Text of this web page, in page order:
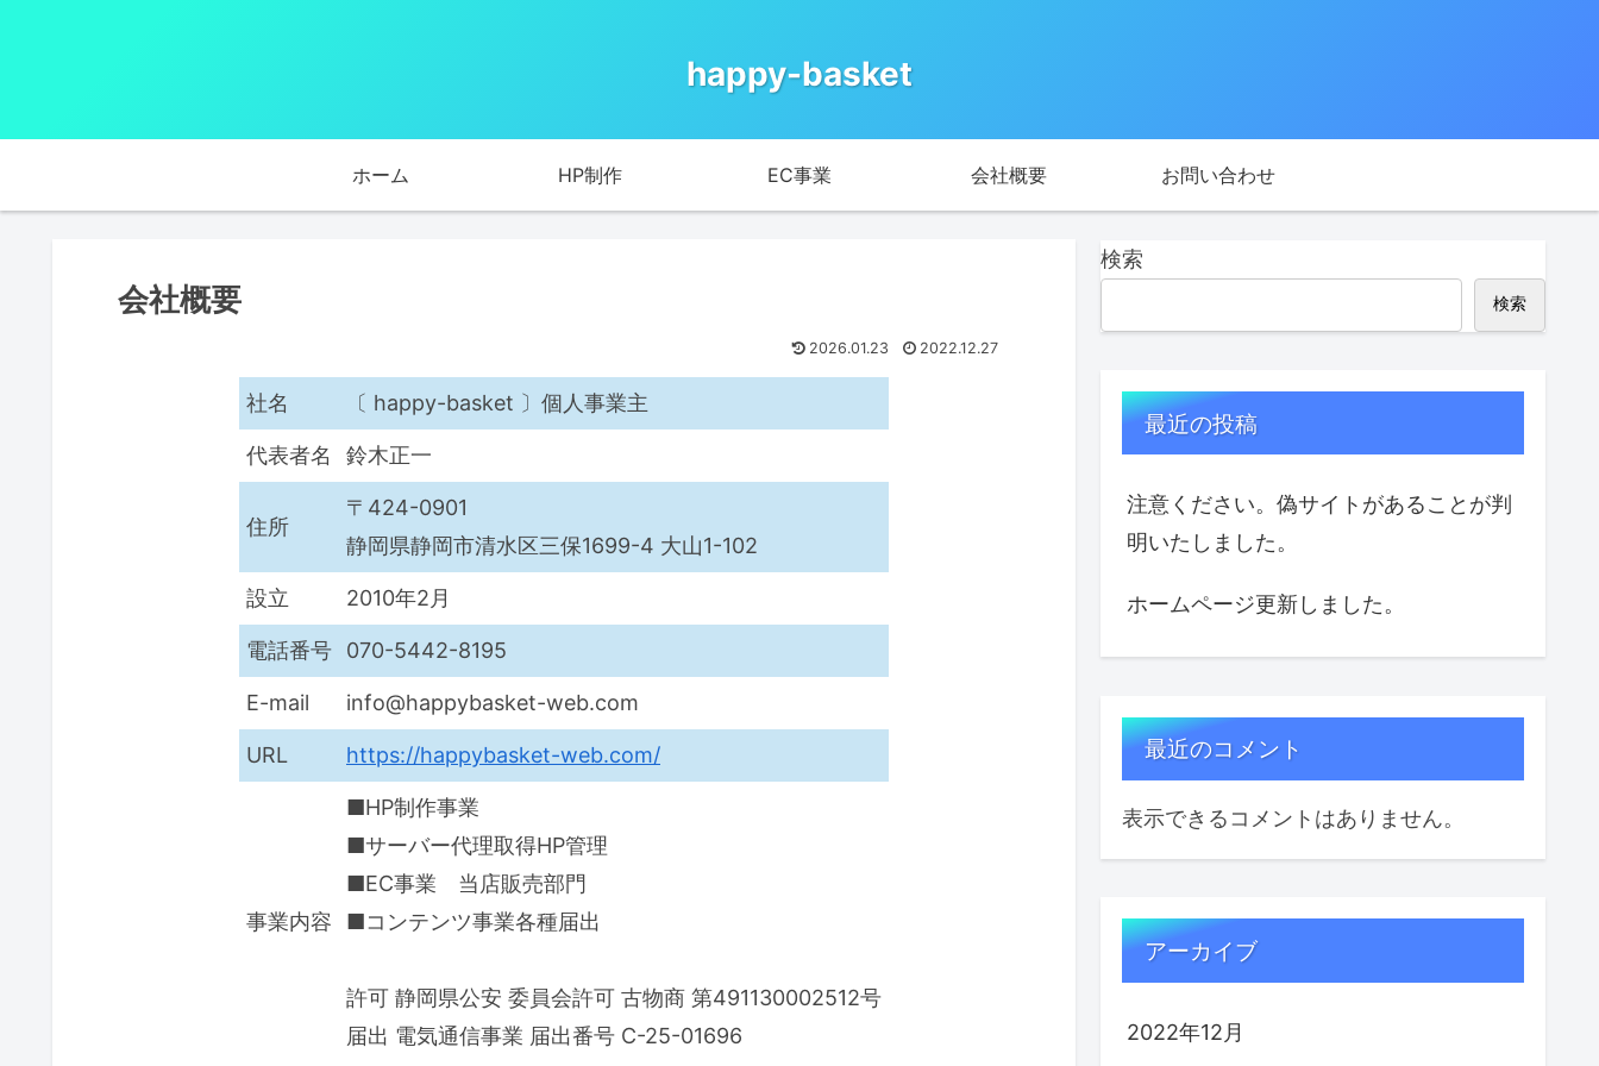
happy-basket
ホーム HP制作 EC事業 会社概要 お問い合わせ
会社概要
2026.01.23 2022.12.27
社名 〔 happy-basket 〕個人事業主
代表者名 鈴木正一
住所
〒424-0901
静岡県静岡市清水区三保1699-4 大山1-102
設立 2010年2月
電話番号 070-5442-8195
E-mail info@happybasket-web.com
URL https://happybasket-web.com/
事業内容
■HP制作事業
■サーバー代理取得HP管理
■EC事業 当店販売部門
■コンテンツ事業各種届出
許可 静岡県公安 委員会許可 古物商 第491130002512号
届出 電気通信事業 届出番号 C-25-01696
検索
検索
最近の投稿
注意ください。偽サイトがあることが判
明いたしました。
ホームページ更新しました。
最近のコメント
表示できるコメントはありません。
アーカイブ
2022年12月